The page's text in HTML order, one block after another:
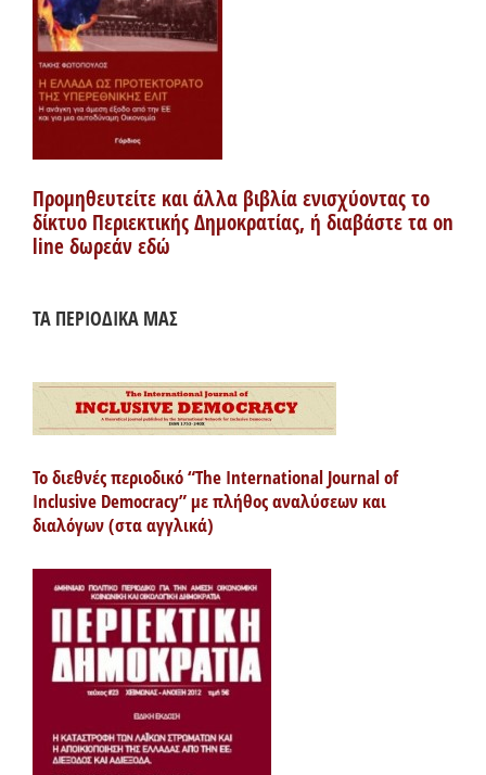
Προμηθευτείτε και άλλα βιβλία ενισχύοντας το
δίκτυο Περιεκτικής Δημοκρατίας, ή διαβάστε τα on
line δωρεάν εδώ
ΤΑ ΠΕΡΙΟΔΙΚΑ ΜΑΣ
Το διεθνές περιοδικό “The International Journal of
Inclusive Democracy” με πλήθος αναλύσεων και
διαλόγων (στα αγγλικά)